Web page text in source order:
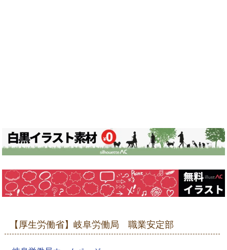
【厚生労働省】岐阜労働局 職業安定部